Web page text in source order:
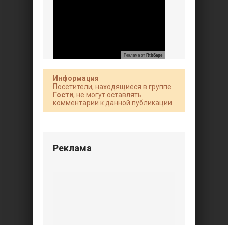
Реклама от RtbSape
Информация
Посетители, находящиеся в группе
Гости, не могут оставлять
комментарии к данной публикации.
Реклама